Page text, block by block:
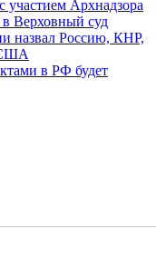
участием Архнадзора
в Верховный суд
назвал Россию, КНР,
США
в РФ будет